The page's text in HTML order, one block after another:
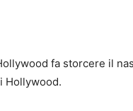
fa storcere il
Hollywood.